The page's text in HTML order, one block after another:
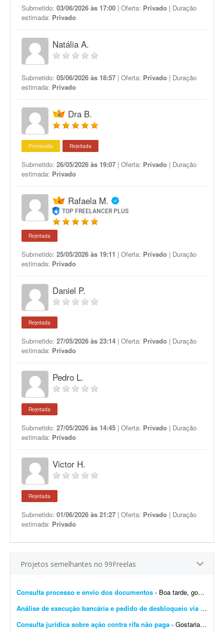
Submetido: 03/06/2026 às 17:00 | Oferta: Privado | Duração
estimada: Privado
Natália A.
Submetido: 05/06/2026 às 18:57 | Oferta: Privado | Duração
estimada: Privado
Dra B.
Promovida Rejeitada
Submetido: 26/05/2026 às 19:07 | Oferta: Privado | Duração
estimada: Privado
Rafaela M.
TOP FREELANCER PLUS
Rejeitada
Submetido: 25/05/2026 às 19:11 | Oferta: Privado | Duração
estimada: Privado
Daniel P.
Rejeitada
Submetido: 27/05/2026 às 23:14 | Oferta: Privado | Duração
estimada: Privado
Pedro L.
Rejeitada
Submetido: 27/05/2026 às 14:45 | Oferta: Privado | Duração
estimada: Privado
Victor H.
Rejeitada
Submetido: 01/06/2026 às 21:27 | Oferta: Privado | Duração
estimada: Privado
Projetos semelhantes no 99Freelas
Consulta processo e envio dos documentos - Boa tarde, gostaria de um resumo simplificado e o envio em pdf de todos os documentos de um processo de inventário.
Análise de execução bancária e pedido de desbloqueio via SISBAJUD
Consulta jurídica sobre ação contra rifa não paga - Gostaria da opinião de vocês sobre um caso envolvendo possível ação judicial contra rifa não paga. Raramente participo de rifas, mas acompanhei uma empresa...